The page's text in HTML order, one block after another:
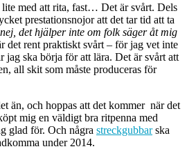
med att rita, fast… Det är svårt. Dels
prestationsnojor att det tar tid att ta
det hjälper inte om folk säger åt mig
det rent praktiskt svårt – för jag vet inte
jag ska börja för att lära. Det är svårt att
all skit som måste produceras för
än, och hoppas att det kommer när det
mig en väldigt bra ritpenna med
glad för. Och några streckgubbarska
under 2014.